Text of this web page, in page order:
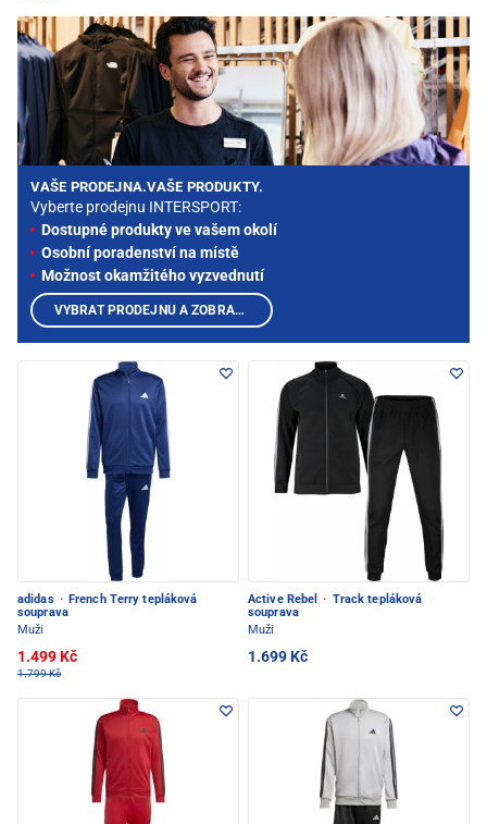
adidas · French Terry tepláková
souprava
Muži
1.499 Kč
1.799 Kč
Active Rebel · Track tepláková
souprava
Muži
1.699 Kč
VAŠE PRODEJNA.VAŠE PRODUKTY.
Vyberte prodejnu INTERSPORT:
Dostupné produkty ve vašem okolí
Osobní poradenství na místě
Možnost okamžitého vyzvednutí
VYBRAT PRODEJNU A ZOBRAZIT PRODUKTY